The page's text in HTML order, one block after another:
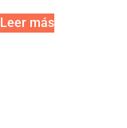
Leer más